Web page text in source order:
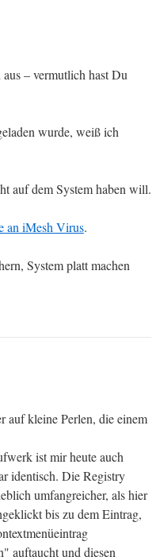
– vermutlich hast Du
wurde, weiß ich
auf dem System haben will.
an iMesh Virus.
System platt machen
auf kleine Perlen, die einem
ist mir heute auch
identisch. Die Registry
umfangreicher, als hier
bis zu dem Eintrag,
auftaucht und diesen